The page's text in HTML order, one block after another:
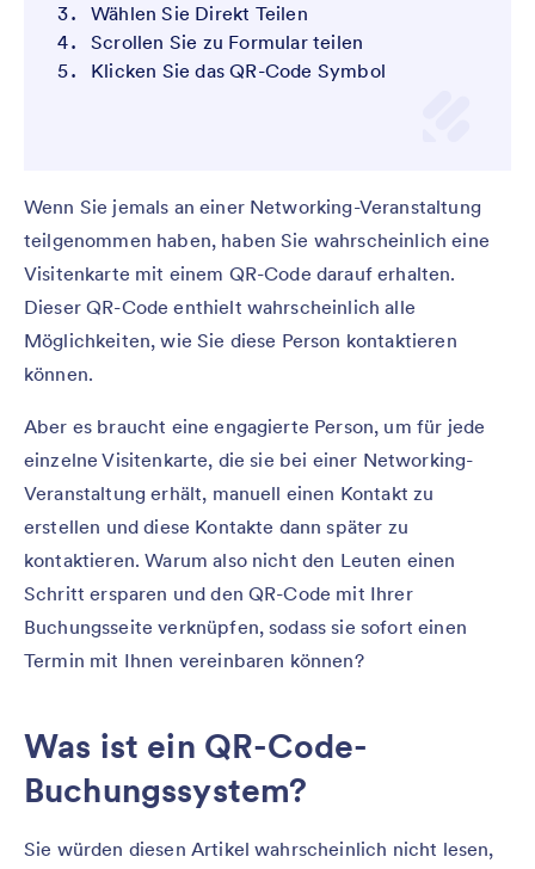
Wählen Sie Direkt Teilen
Scrollen Sie zu Formular teilen
Klicken Sie das QR-Code Symbol
Wenn Sie jemals an einer Networking-Veranstaltung
teilgenommen haben, haben Sie wahrscheinlich eine
Visitenkarte mit einem QR-Code darauf erhalten.
Dieser QR-Code enthielt wahrscheinlich alle
Möglichkeiten, wie Sie diese Person kontaktieren
können.
Aber es braucht eine engagierte Person, um für jede
einzelne Visitenkarte, die sie bei einer Networking-
Veranstaltung erhält, manuell einen Kontakt zu
erstellen und diese Kontakte dann später zu
kontaktieren. Warum also nicht den Leuten einen
Schritt ersparen und den QR-Code mit Ihrer
Buchungsseite verknüpfen, sodass sie sofort einen
Termin mit Ihnen vereinbaren können?
Was ist ein QR-Code-
Buchungssystem?
Sie würden diesen Artikel wahrscheinlich nicht lesen,